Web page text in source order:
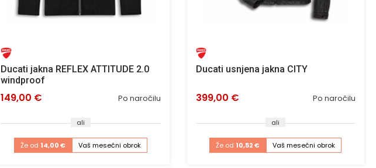
Ducati jakna REFLEX ATTITUDE 2.0
windproof
Po naročilu
149,00 €
ali
Že od 14,00 € Vaš mesečni obrok
Ducati usnjena jakna CITY
Po naročilu
399,00 €
ali
Že od 10,52 € Vaš mesečni obrok